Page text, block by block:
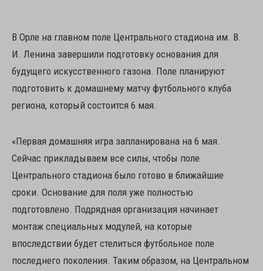
В Орле на главном поле Центрального стадиона им. В.
И. Ленина завершили подготовку основания для
будущего искусственного газона. Поле планируют
подготовить к домашнему матчу футбольного клуба
региона, который состоится 6 мая.
«Первая домашняя игра запланирована на 6 мая.
Сейчас прикладываем все силы, чтобы поле
Центрального стадиона было готово в ближайшие
сроки. Основание для поля уже полностью
подготовлено. Подрядная организация начинает
монтаж специальных модулей, на которые
впоследствии будет стелиться футбольное поле
последнего поколения. Таким образом, на Центральном